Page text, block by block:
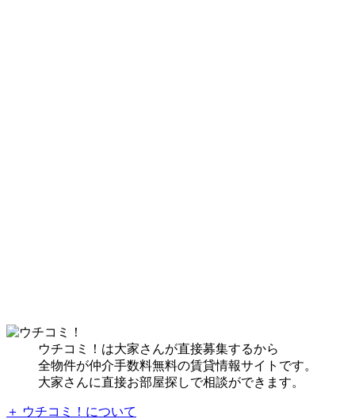
ウチコミ！は大家さんが直接募集するから
全物件が仲介手数料無料の賃貸情報サイトです。
大家さんに直接お部屋探しで相談ができます。
＋ ウチコミ！について